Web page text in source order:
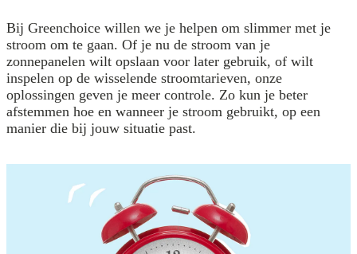
Bij Greenchoice willen we je helpen om slimmer met je
stroom om te gaan. Of je nu de stroom van je
zonnepanelen wilt opslaan voor later gebruik, of wilt
inspelen op de wisselende stroomtarieven, onze
oplossingen geven je meer controle. Zo kun je beter
afstemmen hoe en wanneer je stroom gebruikt, op een
manier die bij jouw situatie past.